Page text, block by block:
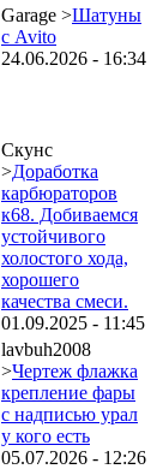
Garage >Шатуны
с Avito
24.06.2026 - 16:34
Скунс
>Доработка
карбюраторов
к68. Добиваемся
устойчивого
холостого хода,
хорошего
качества смеси.
01.09.2025 - 11:45
lavbuh2008
>Чертеж флажка
крепление фары
с надписью урал
у кого есть
05.07.2026 - 12:26